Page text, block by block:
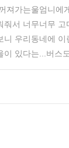
져가는울엄니에
줘서 너무너무 고
니 우리동네에 이
이 있다는...버스